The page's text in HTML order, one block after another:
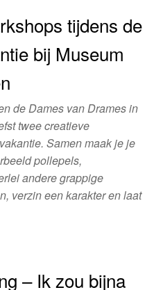
tijdens de
bij Museum
de Dames van Drames in
twee creatieve
Samen maak je je
pollepels,
andere grappige
verzin een karakter en laat
– Ik zou bijna